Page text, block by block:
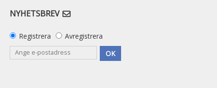
NYHETSBREV
Registrera
Avregistrera
OK